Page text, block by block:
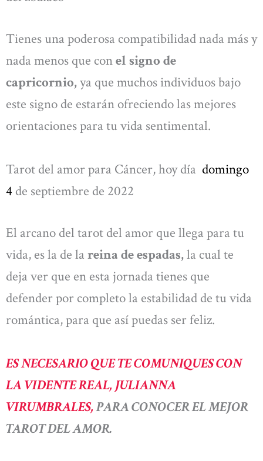
Tienes una poderosa compatibilidad nada más y
nada menos que conel signo de
capricornio,ya que muchos individuos bajo
este signo de estarán ofreciendo las mejores
orientaciones para tu vida sentimental.
Tarot del amor para Cáncer, hoy día domingo
4 de septiembre de 2022
El arcano del tarot del amor que llega para tu
vida, es la de la reina de espadas,la cual te
deja ver que en esta jornada tienes que
defender por completo la estabilidad de tu vida
romántica, para que así puedas ser feliz.
ES NECESARIO QUE TE COMUNIQUES CON
LA VIDENTE REAL, JULIANNA
VIRUMBRALES, PARA CONOCER EL MEJOR
TAROT DEL AMOR.